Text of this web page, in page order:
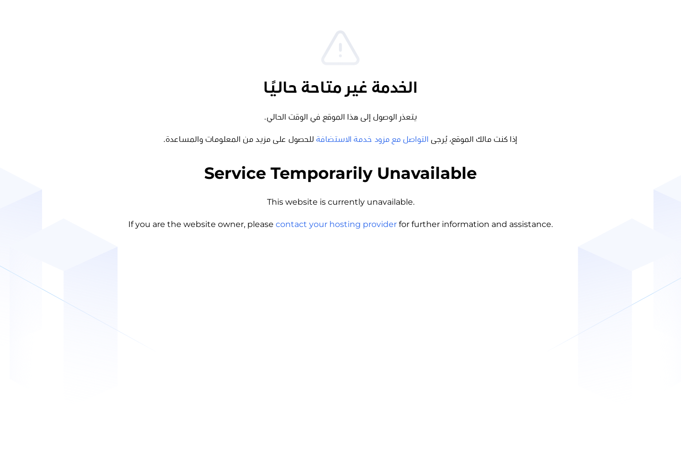
الخدمة غير متاحة حاليًا
يتعذر الوصول إلى هذا الموقع في الوقت الحالي.
إذا كنت مالك الموقع، يُرجى التواصل مع مزود خدمة الاستضافة للحصول على مزيد من المعلومات والمساعدة.
Service Temporarily Unavailable
This website is currently unavailable.
If you are the website owner, please contact your hosting provider for further information and assistance.